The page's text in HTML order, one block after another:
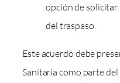
opción de solicitar
del traspaso.
Este acuerdo debe
Sanitaria como parte del